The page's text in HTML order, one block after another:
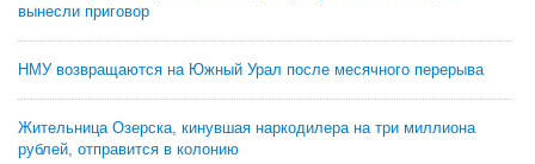
вынесли приговор
НМУ возвращаются на Южный Урал после месячного перерыва
Жительница Озерска, кинувшая наркодилера на три миллиона
рублей, отправится в колонию